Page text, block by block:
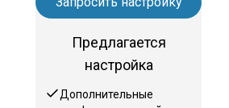
Предлагается
настройка
Дополнительные